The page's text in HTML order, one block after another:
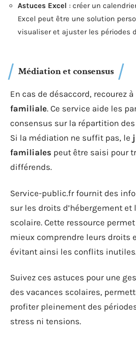
Astuces Excel : créer un
Excel peut être une solution
visualiser et ajuster les périodes
Médiation et consensus
En cas de désaccord, recourez à
familiale. Ce service aide les
consensus sur la répartition
Si la médiation ne suffit pas, le
familiales peut être saisi pour
différends.
Service-public.fr fournit des
sur les droits d’hébergement et
scolaire. Cette ressource
mieux comprendre leurs droits
évitant ainsi les conflits
Suivez ces astuces pour une
des vacances scolaires,
profiter pleinement des
stress ni tensions.